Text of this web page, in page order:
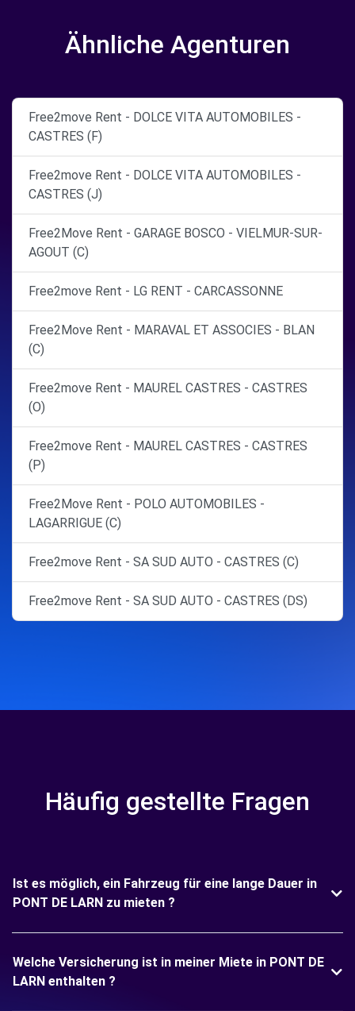
Ähnliche Agenturen
Free2move Rent - DOLCE VITA AUTOMOBILES -
CASTRES (F)
Free2move Rent - DOLCE VITA AUTOMOBILES -
CASTRES (J)
Free2Move Rent - GARAGE BOSCO - VIELMUR-SUR-
AGOUT (C)
Free2move Rent - LG RENT - CARCASSONNE
Free2Move Rent - MARAVAL ET ASSOCIES - BLAN
(C)
Free2move Rent - MAUREL CASTRES - CASTRES
(O)
Free2move Rent - MAUREL CASTRES - CASTRES
(P)
Free2Move Rent - POLO AUTOMOBILES -
LAGARRIGUE (C)
Free2move Rent - SA SUD AUTO - CASTRES (C)
Free2move Rent - SA SUD AUTO - CASTRES (DS)
Häufig gestellte Fragen
Ist es möglich, ein Fahrzeug für eine lange Dauer in
PONT DE LARN zu mieten ?
Welche Versicherung ist in meiner Miete in PONT DE
LARN enthalten ?